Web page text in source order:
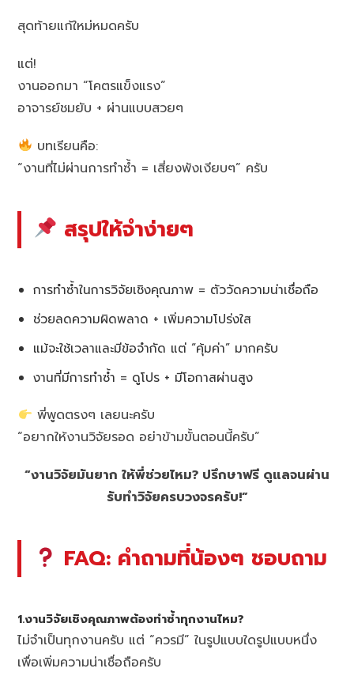
สุดท้ายแก้ใหม่หมดครับ
แต่!
งานออกมา “โคตรแข็งแรง”
อาจารย์ชมยับ + ผ่านแบบสวยๆ
บทเรียนคือ:
“งานที่ไม่ผ่านการทำซ้ำ = เสี่ยงพังเงียบๆ” ครับ
สรุปให้จำง่ายๆ
การทำซ้ำในการวิจัยเชิงคุณภาพ = ตัววัดความน่าเชื่อถือ
ช่วยลดความผิดพลาด + เพิ่มความโปร่งใส
แม้จะใช้เวลาและมีข้อจำกัด แต่ “คุ้มค่า” มากครับ
งานที่มีการทำซ้ำ = ดูโปร + มีโอกาสผ่านสูง
พี่พูดตรงๆ เลยนะครับ
“อยากให้งานวิจัยรอด อย่าข้ามขั้นตอนนี้ครับ”
“งานวิจัยมันยาก ให้พี่ช่วยไหม? ปรึกษาฟรี ดูแลจนผ่าน
รับทำวิจัยครบวงจรครับ!”
FAQ: คำถามที่น้องๆ ชอบถาม
1.งานวิจัยเชิงคุณภาพต้องทำซ้ำทุกงานไหม?
ไม่จำเป็นทุกงานครับ แต่ “ควรมี” ในรูปแบบใดรูปแบบหนึ่ง
เพื่อเพิ่มความน่าเชื่อถือครับ